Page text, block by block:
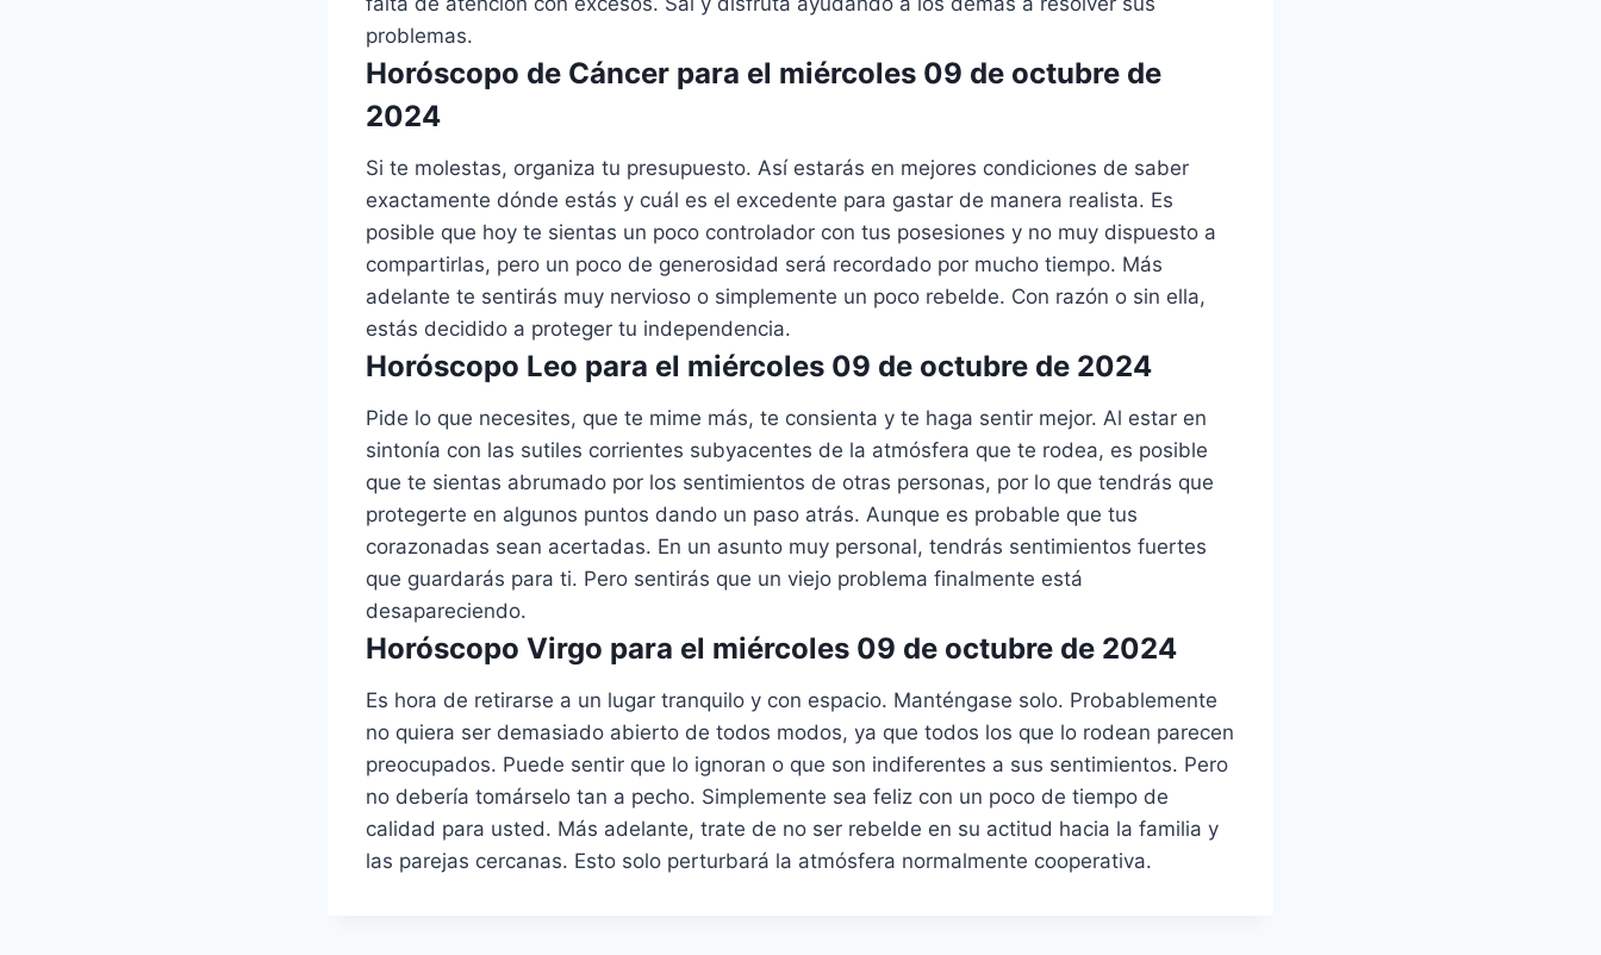
problemas.
Horóscopo de Cáncer para el miércoles 09 de octubre de
2024
Si te molestas, organiza tu presupuesto. Así estarás en mejores condiciones de saber
exactamente dónde estás y cuál es el excedente para gastar de manera realista. Es
posible que hoy te sientas un poco controlador con tus posesiones y no muy dispuesto a
compartirlas, pero un poco de generosidad será recordado por mucho tiempo. Más
adelante te sentirás muy nervioso o simplemente un poco rebelde. Con razón o sin ella,
estás decidido a proteger tu independencia.
Horóscopo Leo para el miércoles 09 de octubre de 2024
Pide lo que necesites, que te mime más, te consienta y te haga sentir mejor. Al estar en
sintonía con las sutiles corrientes subyacentes de la atmósfera que te rodea, es posible
que te sientas abrumado por los sentimientos de otras personas, por lo que tendrás que
protegerte en algunos puntos dando un paso atrás. Aunque es probable que tus
corazonadas sean acertadas. En un asunto muy personal, tendrás sentimientos fuertes
que guardarás para ti. Pero sentirás que un viejo problema finalmente está
desapareciendo.
Horóscopo Virgo para el miércoles 09 de octubre de 2024
Es hora de retirarse a un lugar tranquilo y con espacio. Manténgase solo. Probablemente
no quiera ser demasiado abierto de todos modos, ya que todos los que lo rodean parecen
preocupados. Puede sentir que lo ignoran o que son indiferentes a sus sentimientos. Pero
no debería tomárselo tan a pecho. Simplemente sea feliz con un poco de tiempo de
calidad para usted. Más adelante, trate de no ser rebelde en su actitud hacia la familia y
las parejas cercanas. Esto solo perturbará la atmósfera normalmente cooperativa.